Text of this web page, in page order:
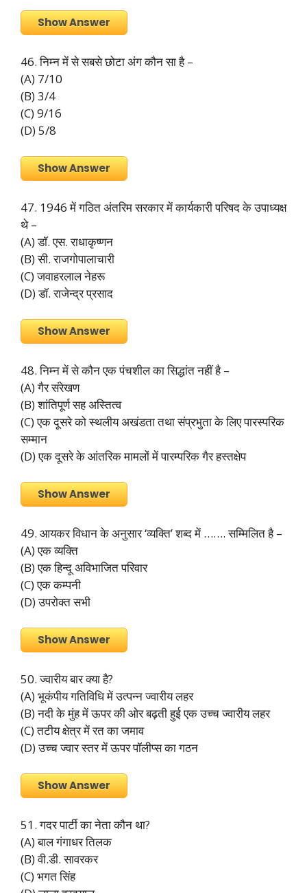
Show Answer
46. निम्न में से सबसे छोटा अंग कौन सा है –
(A) 7/10
(B) 3/4
(C) 9/16
(D) 5/8
Show Answer
47. 1946 में गठित अंतरिम सरकार में कार्यकारी परिषद के उपाध्यक्ष
थे –
(A) डॉ. एस. राधाकृष्णन
(B) सी. राजगोपालाचारी
(C) जवाहरलाल नेहरू
(D) डॉ. राजेन्द्र प्रसाद
Show Answer
48. निम्न में से कौन एक पंचशील का सिद्धांत नहीं है –
(A) गैर संरेखण
(B) शांतिपूर्ण सह अस्तित्व
(C) एक दूसरे को स्थलीय अखंडता तथा संप्रभुता के लिए पारस्परिक
सम्मान
(D) एक दूसरे के आंतरिक मामलों में पारम्परिक गैर हस्तक्षेप
Show Answer
49. आयकर विधान के अनुसार ‘व्यक्ति’ शब्द में ……. सम्मिलित है –
(A) एक व्यक्ति
(B) एक हिन्दू अविभाजित परिवार
(C) एक कम्पनी
(D) उपरोक्त सभी
Show Answer
50. ज्वारीय बार क्या है?
(A) भूकंपीय गतिविधि में उत्पन्न ज्वारीय लहर
(B) नदी के मुंह में ऊपर की ओर बढ़ती हुई एक उच्च ज्वारीय लहर
(C) तटीय क्षेत्र में रत का जमाव
(D) उच्च ज्वार स्तर में ऊपर पॉलीप्स का गठन
Show Answer
51. गदर पार्टी का नेता कौन था?
(A) बाल गंगाधर तिलक
(B) वी.डी. सावरकर
(C) भगत सिंह